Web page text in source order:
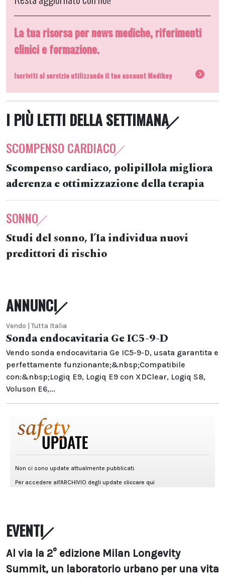
La tua risorsa per news mediche, riferimenti
clinici e formazione.
Iscriviti al servizio utilizzando il tuo account Medikey
I PIÙ LETTI DELLA SETTIMANA
SCOMPENSO CARDIACO
Scompenso cardiaco, polipillola migliora
aderenza e ottimizzazione della terapia
SONNO
Studi del sonno, l’Ia individua nuovi
predittori di rischio
ANNUNCI
Vendo | Tutta Italia
Sonda endocavitaria Ge IC5-9-D
Vendo sonda endocavitaria Ge IC5-9-D, usata garantita e
perfettamente funzionante;&nbsp;Compatibile
con:&nbsp;Logiq E9, Logiq E9 con XDClear, Logiq S8,
Voluson E6,...
EVENTI
Al via la 2° edizione Milan Longevity
Summit, un laboratorio urbano per una vita